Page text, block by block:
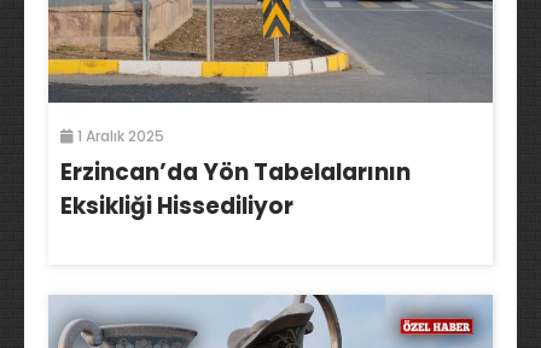
1 Aralık 2025
Erzincan’da Yön Tabelalarının
Eksikliği Hissediliyor